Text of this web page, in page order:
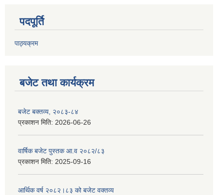
पदपूर्ति
पाठ्यक्रम
बजेट तथा कार्यक्रम
बजेट बक्तव्य, २०८३-८४
प्रकाशन मिति: 2026-06-26
वार्षिक बजेट पुस्तक आ.व २०८२/८३
प्रकाशन मिति: 2025-09-16
आर्थिक वर्ष २०८२।८३ को बजेट वक्तव्य